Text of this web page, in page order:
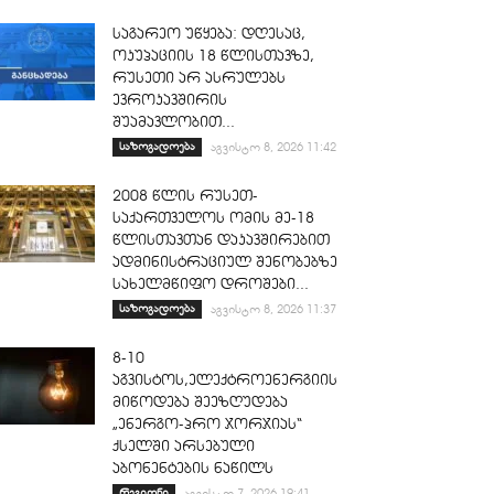
საგარეო უწყება: დღესაც,
ოკუპაციის 18 წლისთავზე,
რუსეთი არ ასრულებს
ევროკავშირის
შუამავლობით...
საზოგადოება აგვისტო 8, 2026 11:42
2008 წლის რუსეთ-
საქართველოს ომის მე-18
წლისთავთან დაკავშირებით
ადმინისტრაციულ შენობებზე
სახელმწიფო დროშები...
საზოგადოება აგვისტო 8, 2026 11:37
8-10
აგვისტოს,ელექტროენერგიის
მიწოდება შეეზღუდება
„ენერგო-პრო ჯორჯიას“
ქსელში არსებული
აბონენტების ნაწილს